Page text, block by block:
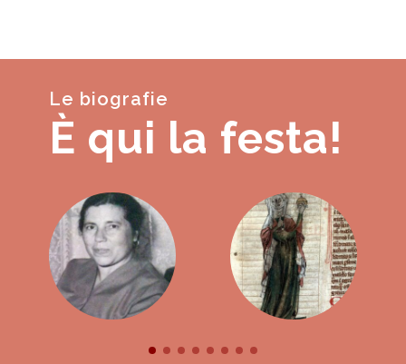
Le biografie
È qui la festa!